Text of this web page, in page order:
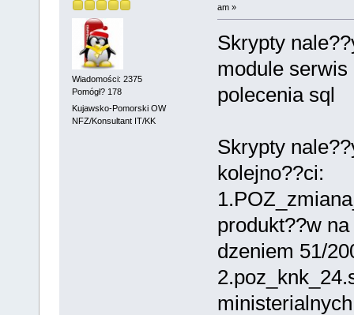
Wiadomości: 2375
Pomógł? 178
Kujawsko-Pomorski OW
NFZ/Konsultant IT/KK
am »
Skrypty
module
polecenia sql
Skrypty
kolejno??ci:
produkt??w
dzeniem 51/